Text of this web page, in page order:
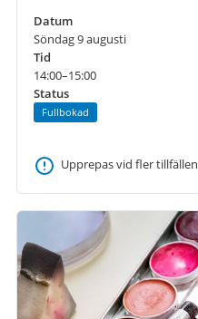
Datum
Söndag 9 augusti
Tid
14:00–15:00
Status
Fullbokad
Upprepas vid fler tillfällen